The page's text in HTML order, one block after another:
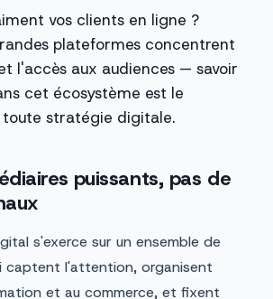
vos clients en ligne ?
plateformes concentrent
l'accès aux audiences — savoir
cet écosystème est le
toute stratégie digitale.
puissants, pas de
s'exerce sur un ensemble de
captent l'attention, organisent
et au commerce, et fixent